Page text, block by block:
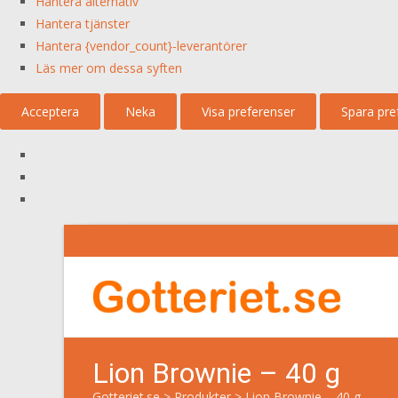
Hantera tjänster
Hantera {vendor_count}-leverantörer
Läs mer om dessa syften
Acceptera Neka Visa preferenser Spara
Lion Brownie – 40 g